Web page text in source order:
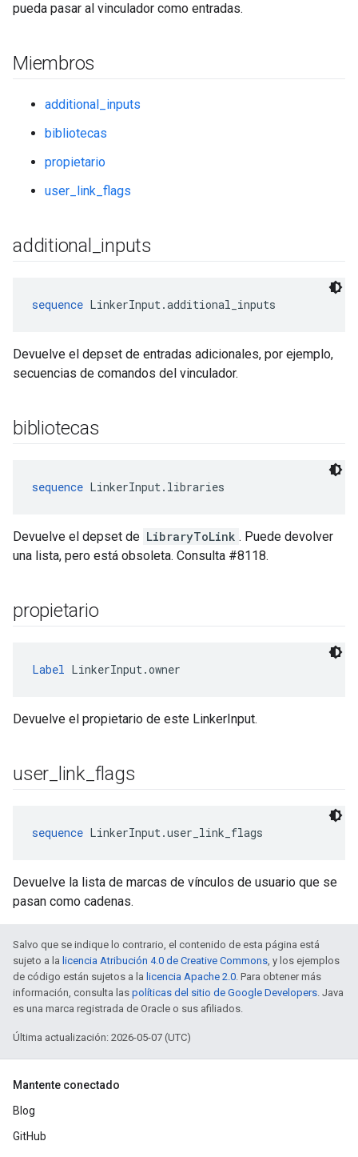
pueda pasar al vinculador como entradas.
Miembros
additional_inputs
bibliotecas
propietario
user_link_flags
additional inputs
sequence LinkerInput.additional_inputs
Devuelve el depset de entradas adicionales, por ejemplo,
secuencias de comandos del vinculador.
bibliotecas
sequence LinkerInput.libraries
Devuelve el depset de LibraryToLink . Puede devolver
una lista, pero está obsoleta. Consulta #8118.
propietario
Label LinkerInput.owner
Devuelve el propietario de este LinkerInput.
user link_ flags
sequence LinkerInput.user_link_flags
Devuelve la lista de marcas de vínculos de usuario que se
pasan como cadenas.
Salvo que se indique lo contrario, el contenido de esta página está
sujeto a la licencia Atribución 4.0 de Creative Commons, y los ejemplos
de código están sujetos a la licencia Apache 2.0. Para obtener más
información, consulta las políticas del sitio de Google Developers. Java
es una marca registrada de Oracle o sus afiliados.
Última actualización: 2026-05-07 (UTC)
Mantente conectado
Blog
GitHub